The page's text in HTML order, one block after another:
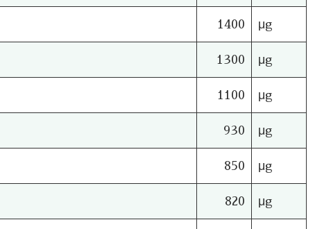
1400 μg
1300 μg
1100 μg
930 μg
850 μg
820 μg